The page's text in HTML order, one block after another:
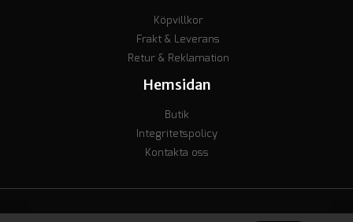
Köpvillkor
Frakt & Leverans
Retur & Reklamation
Hemsidan
Butik
Integritetspolicy
Kontakta oss